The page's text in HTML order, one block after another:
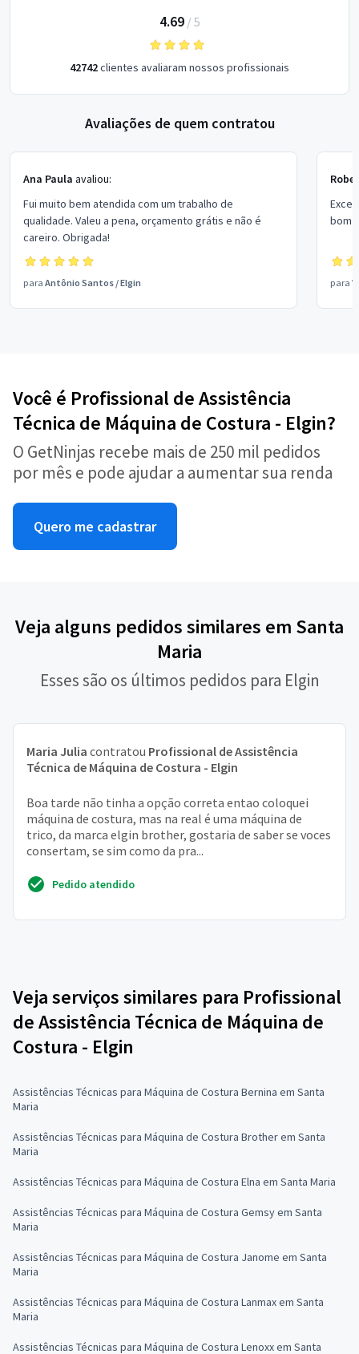
4.69/ 5
42742clientes avaliaram nossos profissionais
Avaliações de quem contratou
Ana Paula avaliou:
Fui muito bem atendida com um trabalho de
qualidade. Valeu a pena, orçamento grátis e não é
careiro. Obrigada!
para Antônio Santos /Elgin
bom
para
Você é Profissional de Assistência
Técnica de Máquina de Costura - Elgin?
O GetNinjas recebe mais de 250 mil pedidos
por mês e pode ajudar a aumentar sua renda
Quero me cadastrar
Veja alguns pedidos similares em Santa
Maria
Esses são os últimos pedidos para Elgin
Maria Julia contratou Profissional de Assistência
Técnica de Máquina de Costura - Elgin
Boa tarde não tinha a opção correta entao coloquei
máquina de costura, mas na real é uma máquina de
trico, da marca elgin brother, gostaria de saber se voces
consertam, se sim como da pra...
Pedido atendido
Veja serviços similares para Profissional
de Assistência Técnica de Máquina de
Costura - Elgin
Assistências Técnicas para Máquina de Costura Bernina em Santa
Maria
Assistências Técnicas para Máquina de Costura Brother em Santa
Maria
Assistências Técnicas para Máquina de Costura Elna em Santa Maria
Assistências Técnicas para Máquina de Costura Gemsy em Santa
Maria
Assistências Técnicas para Máquina de Costura Janome em Santa
Maria
Assistências Técnicas para Máquina de Costura Lanmax em Santa
Maria
Assistências Técnicas para Máquina de Costura Lenoxx em Santa